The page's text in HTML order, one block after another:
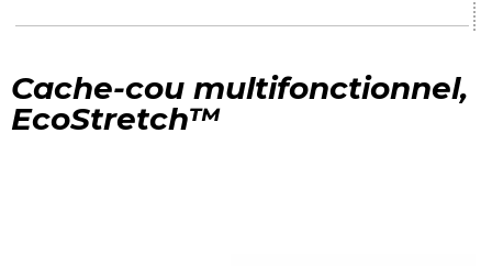
Cache-cou multifonctionnel,
EcoStretch™